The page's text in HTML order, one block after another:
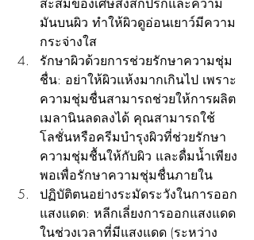
สะสมของเศษสิ่งสกปรกและความ
มันบนผิว ทำให้ผิวดูอ่อนเยาว์มีความ
กระจ่างใส
รักษาผิวด้วยการช่วยรักษาความชุ่ม
ชื่น: อย่าให้ผิวแห้งมากเกินไป เพราะ
ความชุ่มชื่นสามารถช่วยให้การผลิต
เมลานินลดลงได้ คุณสามารถใช้
โลชั่นหรือครีมบำรุงผิวที่ช่วยรักษา
ความชุ่มชื้นให้กับผิว และดื่มน้ำเพียง
พอเพื่อรักษาความชุ่มชื่นภายใน
ปฏิบัติตนอย่างระมัดระวังในการออก
แสงแดด: หลีกเลี่ยงการออกแสงแดด
ในช่วงเวลาที่มีแสงแดด (ระหว่าง